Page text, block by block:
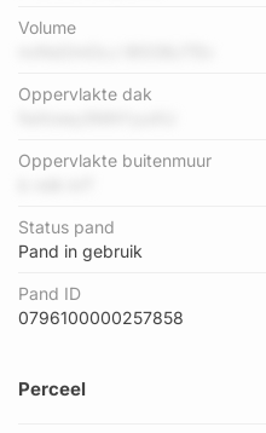
Volume
Oppervlakte dak
Oppervlakte buitenmuur
Status pand
Pand in gebruik
Pand ID
0796100000257858
Perceel